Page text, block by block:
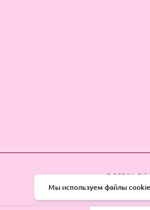
© 2026
Мы используем файлы